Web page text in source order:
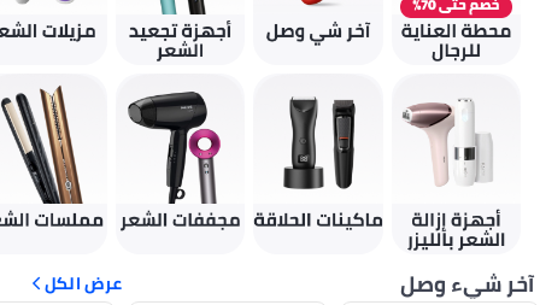
آخر شيء وصل عرض الكل